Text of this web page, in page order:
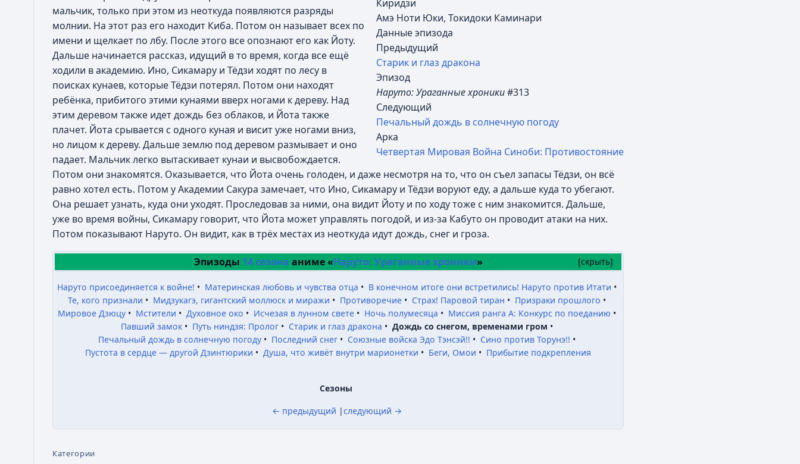
Киридзи
Амэ Ноти Юки, Токидоки Каминари
Данные эпизода
Предыдущий
Старик и глаз дракона
Эпизод
Наруто: Ураганные хроники#313
Следующий
Печальный дождь в солнечную погоду
Арка
Четвертая Мировая Война Синоби: Противостояние
мальчик, только при этом из неоткуда появляются разряды
молнии. На этот раз его находит Киба. Потом он называет всех по
имени и щелкает по лбу. После этого все опознают его как Йоту.
Дальше начинается рассказ, идущий в то время, когда все ещё
ходили в академию. Ино, Сикамару и Тёдзи ходят по лесу в
поисках кунаев, которые Тёдзи потерял. Потом они находят
ребёнка, прибитого этими кунаями вверх ногами к дереву. Над
этим деревом также идет дождь без облаков, и Йота также
плачет. Йота срывается с одного куная и висит уже ногами вниз,
но лицом к дереву. Дальше землю под деревом размывает и оно
падает. Мальчик легко вытаскивает кунаи и высвобождается.
Потом они знакомятся. Оказывается, что Йота очень голоден, и даже несмотря на то, что он съел запасы Тёдзи, он всё
равно хотел есть. Потом у Академии Сакура замечает, что Ино, Сикамару и Тёдзи воруют еду, а дальше куда то убегают.
Она решает узнать, куда они уходят. Проследовав за ними, она видит Йоту и по ходу тоже с ним знакомится. Дальше,
уже во время войны, Сикамару говорит, что Йота может управлять погодой, и из-за Кабуто он проводит атаки на них.
Потом показывают Наруто. Он видит, как в трёх местах из неоткуда идут дождь, снег и гроза.
[скрыть]
Эпизоды 14 сезона аниме «Наруто: Ураганные хроники»
Наруто присоединяется к войне! • Материнская любовь и чувства отца • В конечном итоге они встретились! Наруто против Итати •
Те, кого признали • Мидзукагэ, гигантский моллюск и миражи • Противоречие • Страх! Паровой тиран • Призраки прошлого •
Мировое Дзюцу • Мстители • Духовное око • Исчезая в лунном свете • Ночь полумесяца • Миссия ранга А: Конкурс по поеданию •
Павший замок • Путь ниндзя: Пролог • Старик и глаз дракона • Дождь со снегом, временами гром •
Печальный дождь в солнечную погоду • Последний снег • Союзные войска Эдо Тэнсэй!! • Сино против Торунэ!! •
Пустота в сердце — другой Дзинтюрики • Душа, что живёт внутри марионетки • Беги, Омои • Прибытие подкрепления
Сезоны
← предыдущий |следующий →
Категории